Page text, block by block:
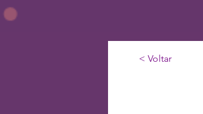
< Voltar